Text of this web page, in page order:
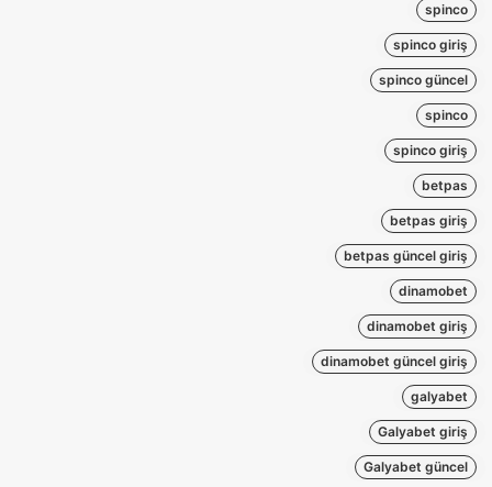
spinco
spinco giriş
spinco güncel
spinco
spinco giriş
betpas
betpas giriş
betpas güncel giriş
dinamobet
dinamobet giriş
dinamobet güncel giriş
galyabet
Galyabet giriş
Galyabet güncel